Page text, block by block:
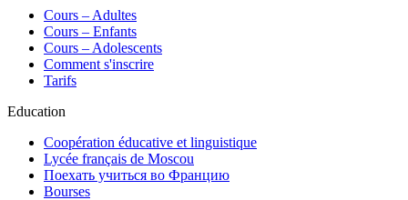
Сours – Adultes
Cours – Enfants
Cours – Adolescents
Comment s'inscrire
Tarifs
Education
Coopération éducative et linguistique
Lycée français de Moscou
Поехать учиться во Францию
Bourses